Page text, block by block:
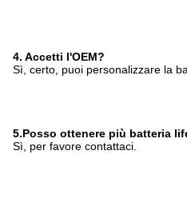
4. Accetti l'OEM?
Sì, certo, puoi personalizzare la
5.Posso ottenere più batteria
Sì, per favore contattaci.